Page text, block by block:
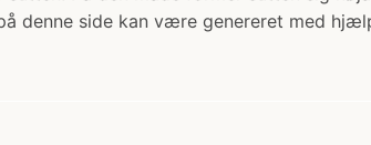
denne side kan være genereret med